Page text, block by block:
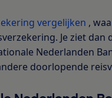
vergelijken ,
Je ziet dan
Nederlanden
doorlopende